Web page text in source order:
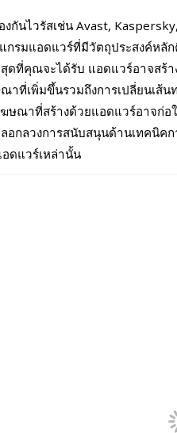
กันไวรัสเช่น Avast,
กรมแอดแวร์ที่มีวัตถุประสงค์ห
ดที่คุณจะได้รับ แอดแวร์อาจสร้
ที่เพิ่มขึ้นรวมถึงการเปลี่ยนเส้น
ษณาที่สร้างด้วยแอดแวร์อาจก่อ
อกลวงการสนับสนุนด้านเทคนิค
ดแวร์เหล่านั้น